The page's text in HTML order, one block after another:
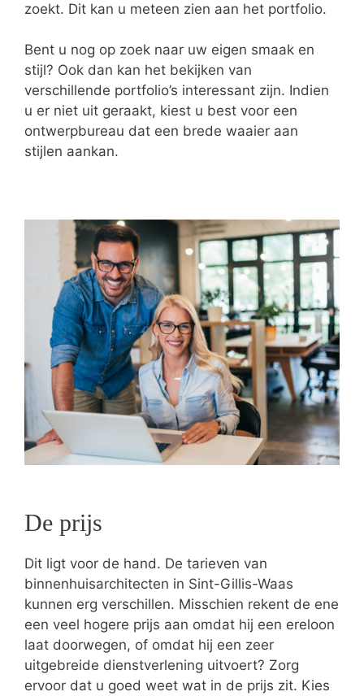
zoekt. Dit kan u meteen zien aan het portfolio.
Bent u nog op zoek naar uw eigen smaak en
stijl? Ook dan kan het bekijken van
verschillende portfolio’s interessant zijn. Indien
u er niet uit geraakt, kiest u best voor een
ontwerpbureau dat een brede waaier aan
stijlen aankan.
De prijs
Dit ligt voor de hand. De tarieven van
binnenhuisarchitecten in Sint-Gillis-Waas
kunnen erg verschillen. Misschien rekent de ene
een veel hogere prijs aan omdat hij een ereloon
laat doorwegen, of omdat hij een zeer
uitgebreide dienstverlening uitvoert? Zorg
ervoor dat u goed weet wat in de prijs zit. Kies